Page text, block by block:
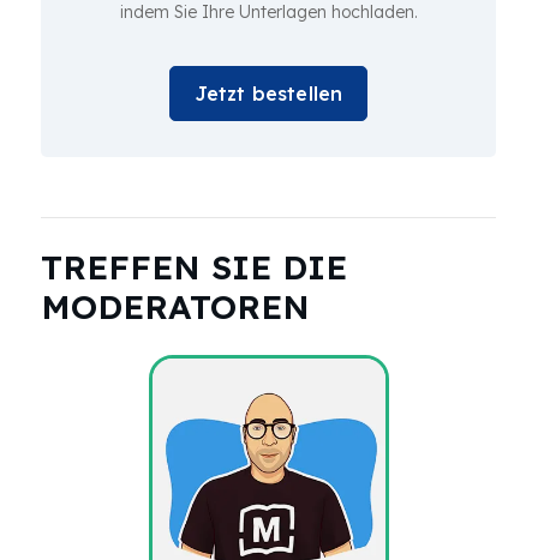
indem Sie Ihre Unterlagen hochladen.
Jetzt bestellen
TREFFEN SIE DIE
MODERATOREN